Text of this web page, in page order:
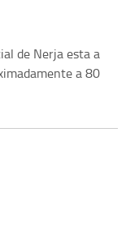
de Nerja esta a
a 80